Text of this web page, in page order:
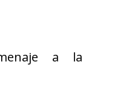
a la